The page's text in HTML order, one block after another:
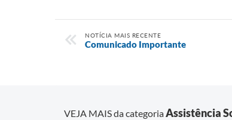
NOTÍCIA MAIS RECENTE
Comunicado Importante
VEJA MAIS da categoriaAssistência